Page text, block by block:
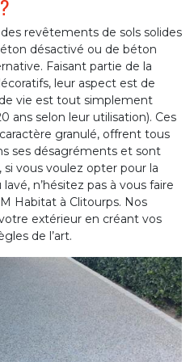
revêtements de sols solides
désactivé ou de béton
Faisant partie de la
leur aspect est de
vie est tout simplement
ans selon leur utilisation). Ces
granulé, offrent tous
ses désagréments et sont
vous voulez opter pour la
n’hésitez pas à vous faire
Habitat à Clitourps. Nos
extérieur en créant vos
de l’art.